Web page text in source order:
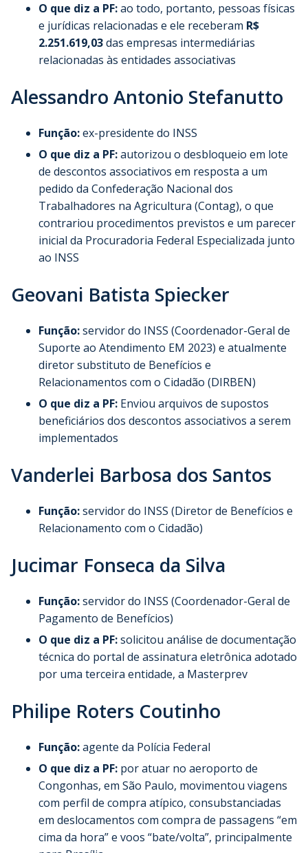
O que diz a PF:ao todo, portanto, pessoas físicas
e jurídicas relacionadas e ele receberam R$
2.251.619,03das empresas intermediárias
relacionadas às entidades associativas
Alessandro Antonio Stefanutto
Função:ex-presidente do INSS
O que diz a PF:autorizou o desbloqueio em lote
de descontos associativos em resposta a um
pedido da Confederação Nacional dos
Trabalhadores na Agricultura (Contag), o que
contrariou procedimentos previstos e um parecer
inicial da Procuradoria Federal Especializada junto
ao INSS
Geovani Batista Spiecker
Função:servidor do INSS (Coordenador-Geral de
Suporte ao Atendimento EM 2023) e atualmente
diretor substituto de Benefícios e
Relacionamentos com o Cidadão (DIRBEN)
O que diz a PF: Enviou arquivos de supostos
beneficiários dos descontos associativos a serem
implementados
Vanderlei Barbosa dos Santos
Função:servidor do INSS (Diretor de Benefícios e
Relacionamento com o Cidadão)
Jucimar Fonseca da Silva
Função:servidor do INSS (Coordenador-Geral de
Pagamento de Benefícios)
O que diz a PF:solicitou análise de documentação
técnica do portal de assinatura eletrônica adotado
por uma terceira entidade, a Masterprev
Philipe Roters Coutinho
Função:agente da Polícia Federal
O que diz a PF: por atuar no aeroporto de
Congonhas, em São Paulo, movimentou viagens
com perfil de compra atípico, consubstanciadas
em deslocamentos com compra de passagens “em
cima da hora” e voos “bate/volta”, principalmente